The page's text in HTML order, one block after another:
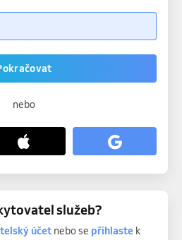
nebo
služeb?
účetnebo se přihlastek